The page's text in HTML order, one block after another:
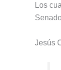
Los
Jesús